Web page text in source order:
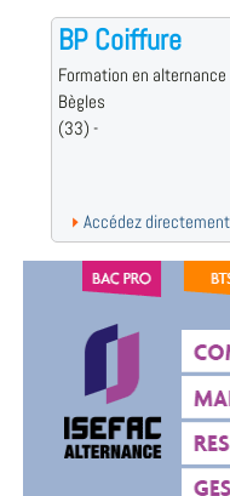
BP Coiffure
Formation en alternance
Bègles
(33) -
Accédez